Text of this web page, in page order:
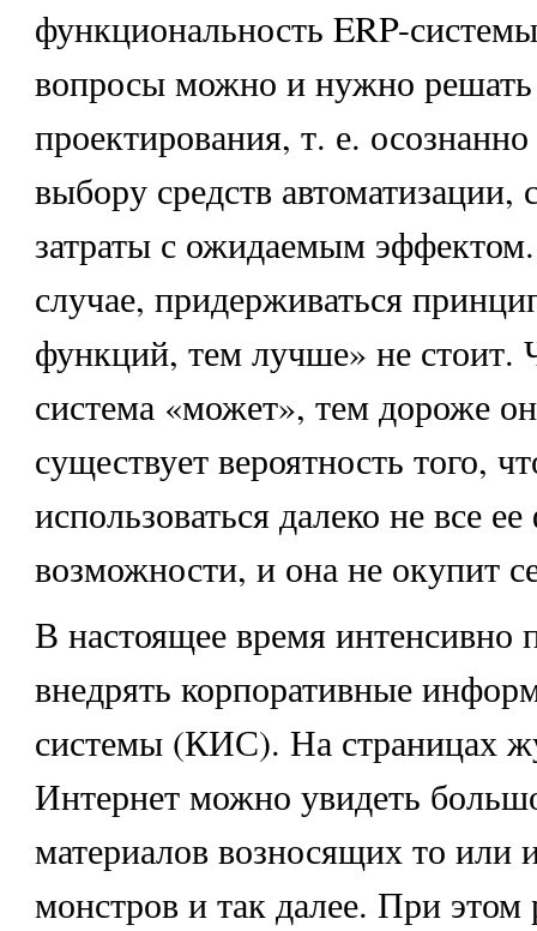
функциональность ERP-
вопросы можно и нужно решать
проектирования, т. е.
выбору средств автоматизации,
затраты с ожидаемым
случае, придерживаться
функций, тем лучше» не стоит.
система «может», тем дороже
существует вероятность того,
использоваться далеко не все
возможности, и она не окупит
В настоящее время интенсивно
внедрять корпоративные
системы (КИС). На страницах
Интернет можно увидеть
материалов возносящих то или
монстров и так далее. При этом